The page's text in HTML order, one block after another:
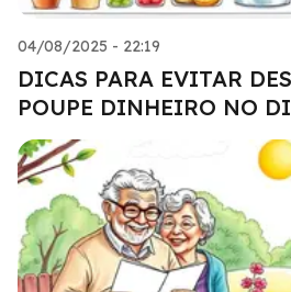
04/08/2025 - 22:19
DICAS PARA EVITAR
POUPE DINHEIRO NO